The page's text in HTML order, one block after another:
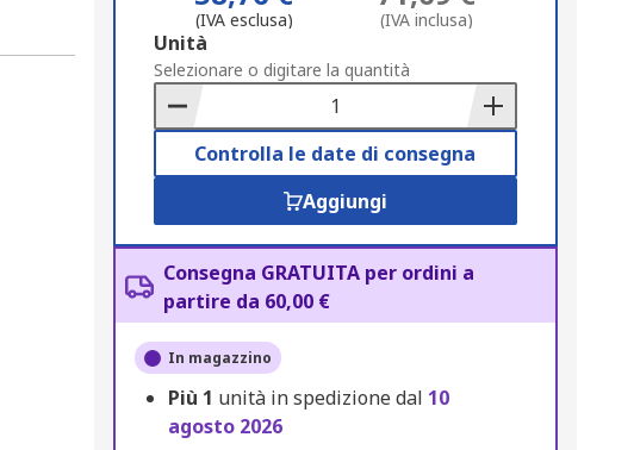
(IVA esclusa) (IVA inclusa)
Add
to
Basket
Unità
Selezionare o digitare la quantità
Controlla le date di consegna
Aggiungi
Consegna GRATUITA per ordini a
partire da 60,00 €
In magazzino
Più 1 unità in spedizione dal 10
agosto 2026